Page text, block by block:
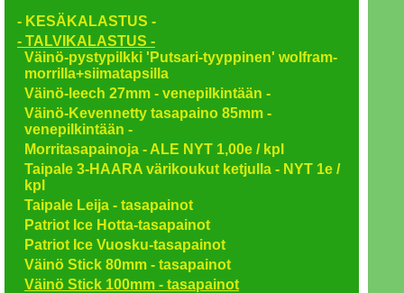
- KESÄKALASTUS -
- TALVIKALASTUS -
Väinö-pystypilkki 'Putsari-tyyppinen' wolfram-
morrilla+siimatapsilla
Väinö-leech 27mm - venepilkintään -
Väinö-Kevennetty tasapaino 85mm -
venepilkintään -
Morritasapainoja - ALE NYT 1,00e / kpl
Taipale 3-HAARA värikoukut ketjulla - NYT 1e /
kpl
Taipale Leija - tasapainot
Patriot Ice Hotta-tasapainot
Patriot Ice Vuosku-tasapainot
Väinö Stick 80mm - tasapainot
Väinö Stick 100mm - tasapainot